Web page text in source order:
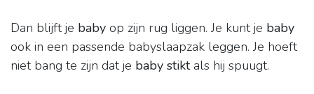
Dan blijft je baby op zijn rug liggen. Je kunt je baby
ook in een passende babyslaapzak leggen. Je hoeft
niet bang te zijn dat je baby stiktals hij spuugt.